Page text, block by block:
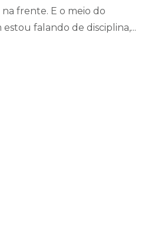
frente. E o meio do
falando de disciplina,...